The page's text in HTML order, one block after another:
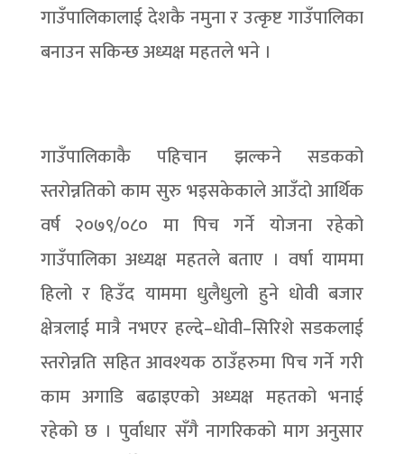
गाउँपालिकालाई देशकै नमुना र उत्कृष्ट गाउँपालिका
बनाउन सकिन्छ अध्यक्ष महतले भने ।
गाउँपालिकाकै पहिचान झल्कने सडकको
स्तरोन्नतिको काम सुरु भइसकेकाले आउँदो आर्थिक
वर्ष २०७९/०८० मा पिच गर्ने योजना रहेको
गाउँपालिका अध्यक्ष महतले बताए । वर्षा याममा
हिलो र हिउँद याममा धुलैधुलो हुने धोवी बजार
क्षेत्रलाई मात्रै नभएर हल्दे–धोवी–सिरिशे सडकलाई
स्तरोन्नति सहित आवश्यक ठाउँहरुमा पिच गर्ने गरी
काम अगाडि बढाइएको अध्यक्ष महतको भनाई
रहेको छ । पुर्वाधार सँगै नागरिकको माग अनुसार